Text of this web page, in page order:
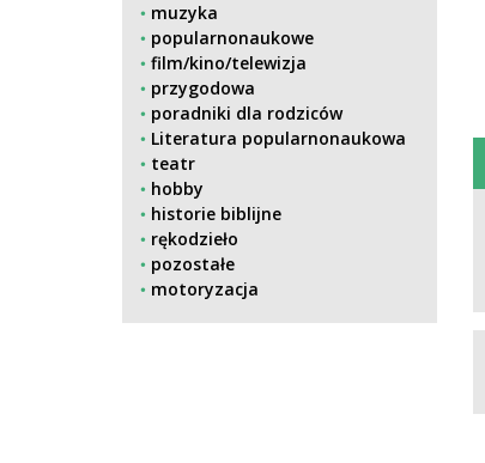
muzyka
popularnonaukowe
film/kino/telewizja
przygodowa
poradniki dla rodziców
Literatura popularnonaukowa
teatr
hobby
historie biblijne
rękodzieło
pozostałe
motoryzacja